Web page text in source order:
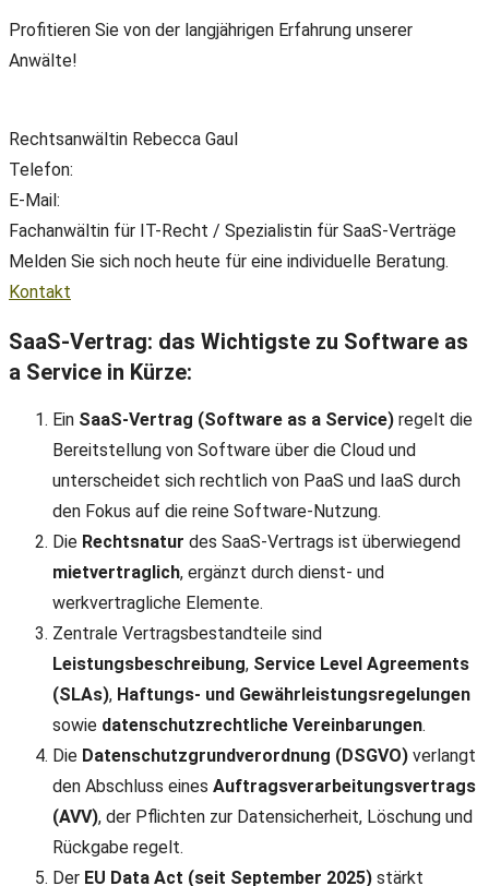
Profitieren Sie von der langjährigen Erfahrung unserer
Anwälte!
Rechtsanwältin Rebecca Gaul
Telefon:
E-Mail:
Fachanwältin für IT-Recht / Spezialistin für SaaS-Verträge
Melden Sie sich noch heute für eine individuelle Beratung.
Kontakt
SaaS-Vertrag: das Wichtigste zu Software as
a Service in Kürze:
Ein SaaS-Vertrag (Software as a Service) regelt die
Bereitstellung von Software über die Cloud und
unterscheidet sich rechtlich von PaaS und IaaS durch
den Fokus auf die reine Software-Nutzung.
Die Rechtsnatur des SaaS-Vertrags ist überwiegend
mietvertraglich, ergänzt durch dienst- und
werkvertragliche Elemente.
Zentrale Vertragsbestandteile sind
Leistungsbeschreibung, Service Level Agreements
(SLAs), Haftungs- und Gewährleistungsregelungen
sowie datenschutzrechtliche Vereinbarungen.
Die Datenschutzgrundverordnung (DSGVO) verlangt
den Abschluss eines Auftragsverarbeitungsvertrags
(AVV), der Pflichten zur Datensicherheit, Löschung und
Rückgabe regelt.
Der EU Data Act (seit September 2025) stärkt